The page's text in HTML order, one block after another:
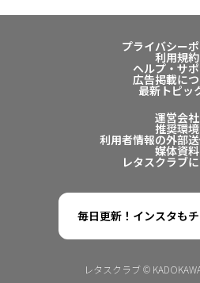
プライバシー
利用規約
ヘルプ・サ
広告掲載に
最新トピッ
運営会社
推奨環境
利用者情報の外部
媒体資料
レタスクラブ
毎日更新！インスタもチ
レタスクラブ ©